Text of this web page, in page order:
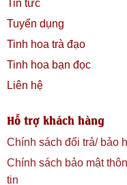
Tin tức
Tuyển dụng
Tinh hoa trà đạo
Tinh hoa bạn đọc
Liên hệ
Hỗ trợ khách hàng
Chính sách đổi trả/ bảo
Chính sách bảo mật
tin